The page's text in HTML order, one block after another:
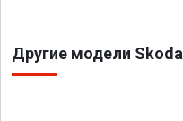
Другие модели Skoda